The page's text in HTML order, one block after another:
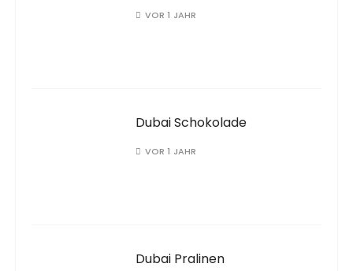
VOR 1 JAHR
Dubai Schokolade
VOR 1 JAHR
Dubai Pralinen